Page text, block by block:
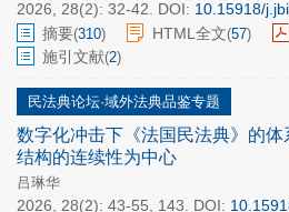
2026, 28(2): 32-42. DOI: 10.15918/
摘要(310) HTML全文(57)
施引文献(2)
民法典论坛·域外法典品鉴专题
数字化冲击下《法国民法典》的
结构的连续性为中心
吕琳华
2026, 28(2): 43-55, 143. DOI: